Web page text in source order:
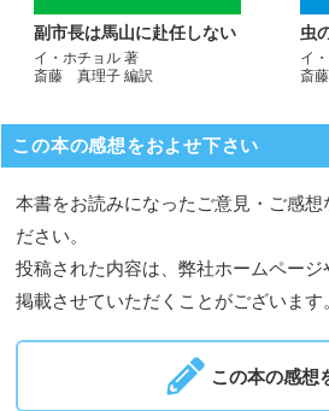
副市長は馬山に赴任しない
イ・ホチョル 著
斎藤 真理子 編訳
虫
イ
斎
この本の感想をおよせ下さい
本書をお読みになったご意見・ご感想
ださい。
投稿された内容は、弊社ホームペー
掲載させていただくことがございます
この本の感想